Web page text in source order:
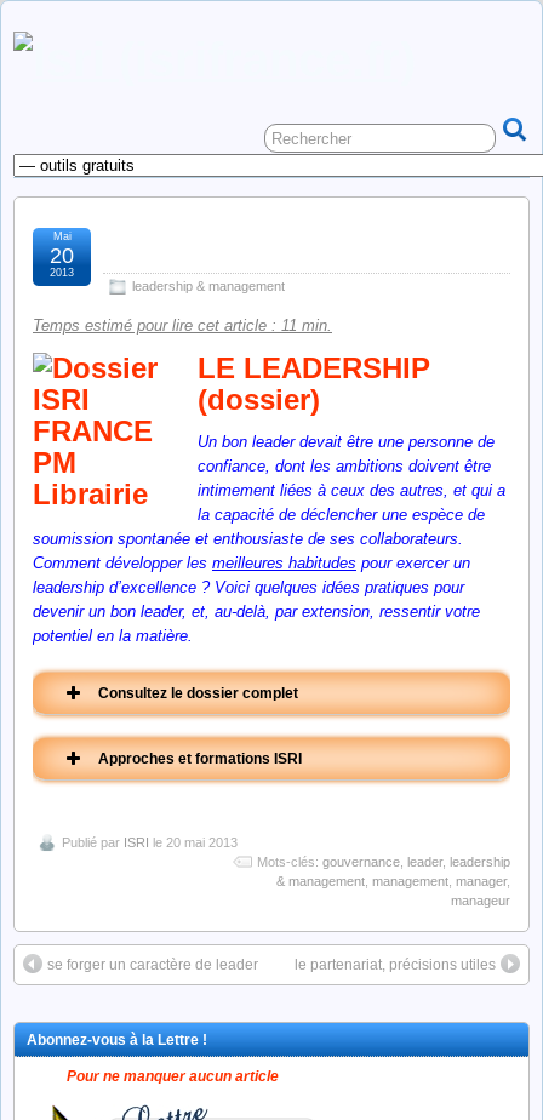
leadership & management
Mai
20
2013
Temps estimé pour lire cet article : 11 min.
LE LEADERSHIP
(dossier)
Un bon leader devait être une personne de
confiance, dont les ambitions doivent être
intimement liées à ceux des autres, et qui a
la capacité de déclencher une espèce de
soumission spontanée et enthousiaste de ses collaborateurs.
Comment développer les meilleures habitudes pour exercer un
leadership d’excellence ? Voici quelques idées pratiques pour
devenir un bon leader, et, au-delà, par extension, ressentir votre
potentiel en la matière.
Consultez le dossier complet
1re partie 2me partie
Critiques et plaidoyer
Leadership #2
capacité + EFFICACITÉ
Approches et formations ISRI
FORMATION
Publié par ISRI le 20 mai 2013
Mots-clés: gouvernance leader, leadership
& management management manager,
manageur
se forger un caractère de leader le partenariat, précisions utiles
Abonnez-vous à la Lettre !
Pour ne manquer aucun article